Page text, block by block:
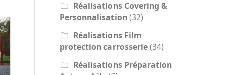
Réalisations Covering &
Personnalisation(32)
Réalisations Film
protection carrosserie(34)
Réalisations Préparation